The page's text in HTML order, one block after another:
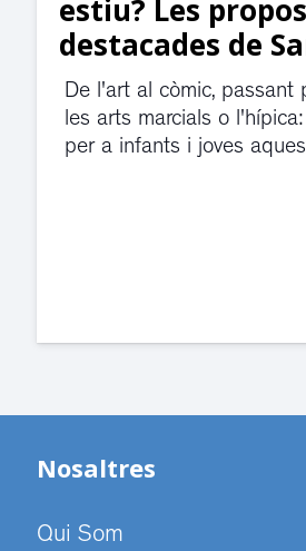
jutjats de Rubí
divendres per
d’aigua
El servei de guàrdia i el
violència de gènere s'han
Nosaltres
Qui Som